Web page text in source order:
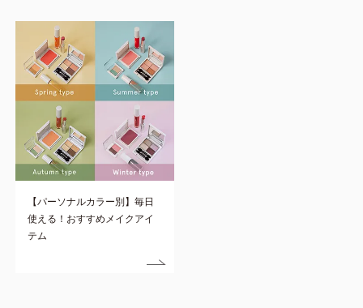
【パーソナルカラー別】毎日
使える！おすすめメイクアイ
テム